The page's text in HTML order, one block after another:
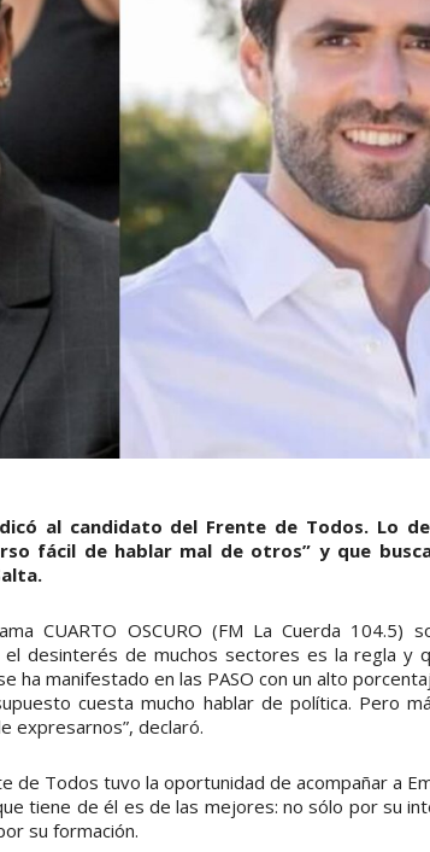
al candidato del Frente de Todos. Lo
fácil de hablar mal de otros” y que
CUARTO OSCURO (FM La Cuerda 104.5)
desinterés de muchos sectores es la regla y
ha manifestado en las PASO con un alto
cuesta mucho hablar de política. Pero
expresarnos”, declaró.
de Todos tuvo la oportunidad de acompañar a
tiene de él es de las mejores: no sólo por su
su formación.